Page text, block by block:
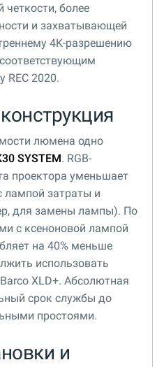
четкости, более
и захватывающей
4K-разрешению
REC 2020.
люмена одно
SYSTEM. RGB-
проектора уменьшает
лампой затраты и
для замены лампы). По
с ксеноновой лампой
на 40% меньше
использовать
XLD+. Абсолютная
срок службы до
простоями.
и